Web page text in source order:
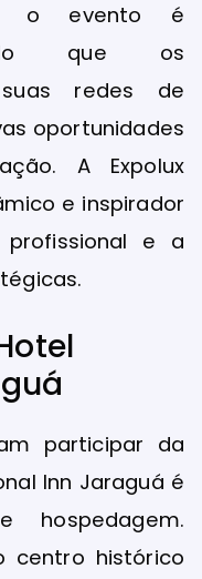
o evento é
que os
redes de
oportunidades
A Expolux
e inspirador
profissional e a
participar da
Inn Jaraguá é
centro histórico